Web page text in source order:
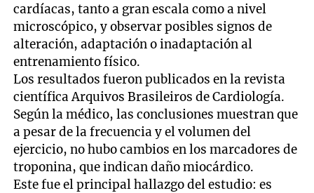
cardíacas, tanto a gran escala como a nivel
microscópico, y observar posibles signos de
alteración, adaptación o inadaptación al
entrenamiento físico.
Los resultados fueron publicados en la revista
científica Arquivos Brasileiros de Cardiología.
Según la médico, las conclusiones muestran que
a pesar de la frecuencia y el volumen del
ejercicio, no hubo cambios en los marcadores de
troponina, que indican daño miocárdico.
Este fue el principal hallazgo del estudio: es